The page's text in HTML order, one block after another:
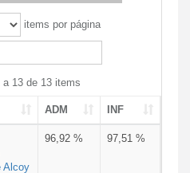
items por página
a 13 de 13 items
ADM INF
Alcoy
96,92 % 97,51 %